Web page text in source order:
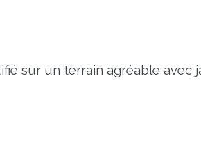
sur un terrain agréable avec